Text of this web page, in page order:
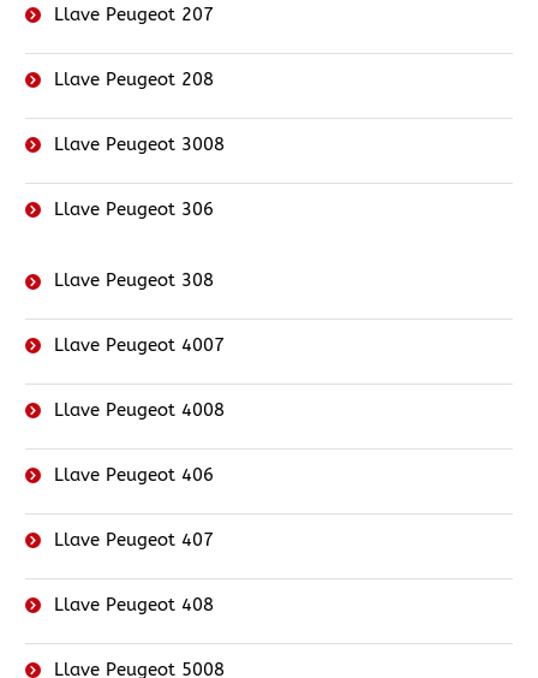
Llave Peugeot 207
Llave Peugeot 208
Llave Peugeot 3008
Llave Peugeot 306
Llave Peugeot 308
Llave Peugeot 4007
Llave Peugeot 4008
Llave Peugeot 406
Llave Peugeot 407
Llave Peugeot 408
Llave Peugeot 5008